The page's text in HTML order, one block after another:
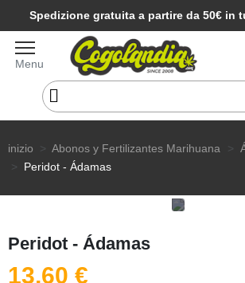
Spedizione gratuita a partire da 50€ in
Menu
inizio Abonos y Fertilizantes Marihuana
Peridot - Ádamas
Peridot - Ádamas
13,60 €